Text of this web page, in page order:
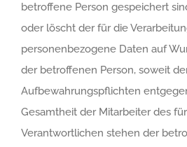
betroffene Person gespeichert
oder löscht der für die
personenbezogene Daten auf
der betroffenen Person, soweit
Aufbewahrungspflichten
Gesamtheit der Mitarbeiter des
Verantwortlichen stehen der